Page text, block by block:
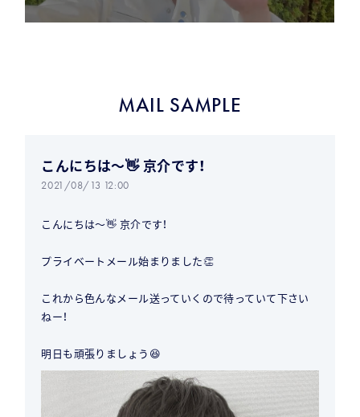
MAIL SAMPLE
こんにちは〜👋 京介です！
2021/08/13 12:00
こんにちは〜👋 京介です！
プライベートメール始まりました👏
これから色んなメール送っていくので待っていて下さい
ねー！
明日も頑張りましょう😆